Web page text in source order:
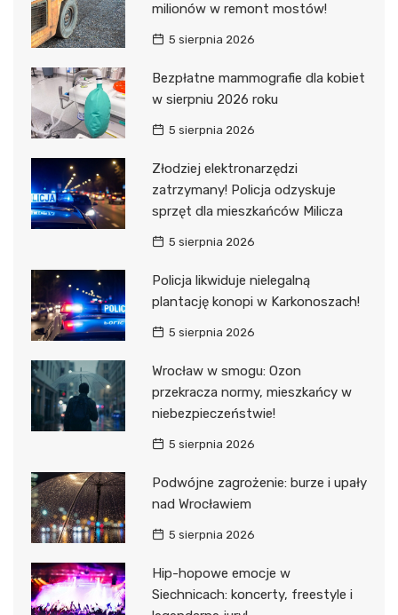
milionów w remont mostów!
5 sierpnia 2026
Bezpłatne mammografie dla kobiet
w sierpniu 2026 roku
5 sierpnia 2026
Złodziej elektronarzędzi
zatrzymany! Policja odzyskuje
sprzęt dla mieszkańców Milicza
5 sierpnia 2026
Policja likwiduje nielegalną
plantację konopi w Karkonoszach!
5 sierpnia 2026
Wrocław w smogu: Ozon
przekracza normy, mieszkańcy w
niebezpieczeństwie!
5 sierpnia 2026
Podwójne zagrożenie: burze i upały
nad Wrocławiem
5 sierpnia 2026
Hip-hopowe emocje w
Siechnicach: koncerty, freestyle i